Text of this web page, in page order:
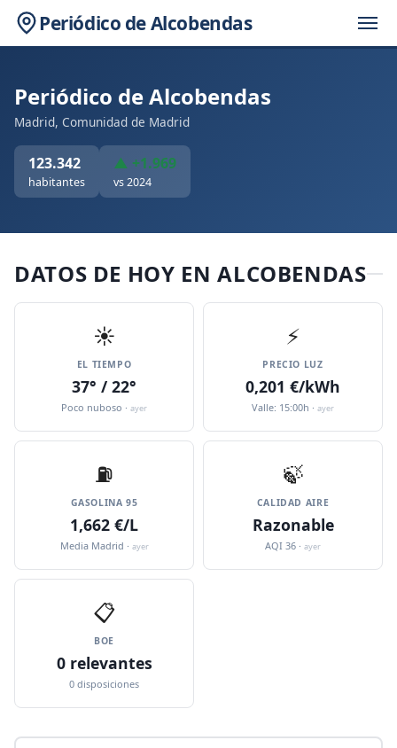
Periódico de Alcobendas
Periódico de Alcobendas
Madrid, Comunidad de Madrid
123.342
habitantes
▲ +1.969
vs 2024
DATOS DE HOY EN ALCOBENDAS
☀️
EL TIEMPO
37° / 22°
Poco nuboso · ayer
⚡
PRECIO LUZ
0,201 €/kWh
Valle: 15:00h · ayer
⛽️
GASOLINA 95
1,662 €/L
Media Madrid · ayer
🍃
CALIDAD AIRE
Razonable
AQI 36 · ayer
📋
BOE
0 relevantes
0 disposiciones